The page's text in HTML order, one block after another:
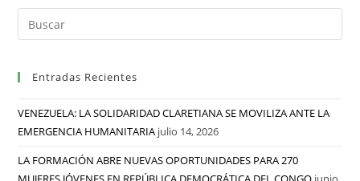
Entradas Recientes
VENEZUELA: LA SOLIDARIDAD CLARETIANA SE MOVILIZA ANTE LA
EMERGENCIA HUMANITARIA julio 14, 2026
LA FORMACIÓN ABRE NUEVAS OPORTUNIDADES PARA 270